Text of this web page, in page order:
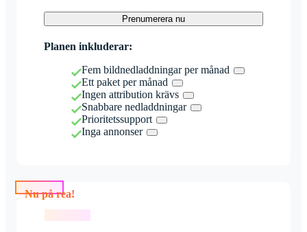
Prenumerera nu
Planen inkluderar:
Fem bildnedladdningar per månad
Ett paket per månad
Ingen attribution krävs
Snabbare nedladdningar
Prioritetssupport
Inga annonser
Nu på rea!